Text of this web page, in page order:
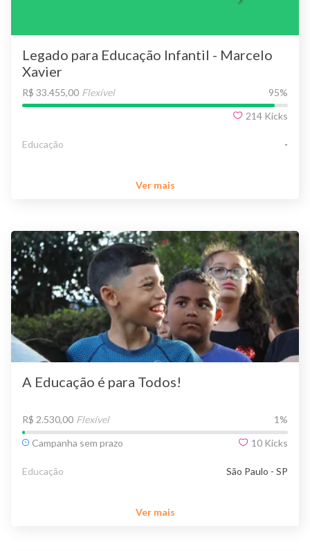
Legado para Educação Infantil - Marcelo
Xavier
R$ 33.455,00 Flexível 95%
214 Kicks
Educação -
Ver mais
A Educação é para Todos!
R$ 2.530,00 Flexível 1 %
Campanha sem prazo
10 Kicks
Educação São Paulo - SP
Ver mais